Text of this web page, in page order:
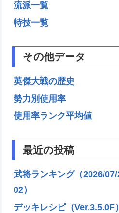
流派一覧
特技一覧
その他データ
英傑大戦の歴史
勢力別使用率
使用率ランク平均値
最近の投稿
武将ランキング（2026/
02）
デッキレシピ（Ver.3.5.0F）